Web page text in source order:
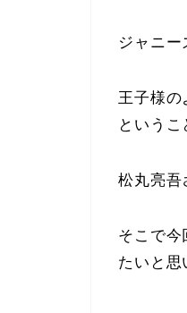
ジャニ
王子様の
というこ
松丸亮吾
そこで今
たいと思